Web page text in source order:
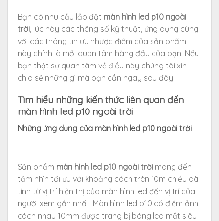
Bạn có nhu cầu lắp đặt màn hình led p10 ngoài
trời , lúc này các thông số kỹ thuật, ứng dụng cùng
với các thông tin ưu nhược điểm của sản phẩm
này chính là mối quan tâm hàng đầu của bạn. Nếu
bạn thật sự quan tâm về điều này chúng tôi xin
chia sẻ những gì mà bạn cần ngay sau đây.
Tìm hiểu những kiến thức liên quan đến
màn hình led p10 ngoài trời
Những ứng dụng của màn hình led p10 ngoài trời
Sản phẩm màn hình led p10 ngoài trời mang đến
tầm nhìn tối ưu với khoảng cách trên 10m chiều dài
tính từ vị trí hiển thị của màn hình led đến vị trí của
người xem gần nhất. Màn hình led p10 có điểm ảnh
cách nhau 10mm được trang bị bóng led mắt siêu